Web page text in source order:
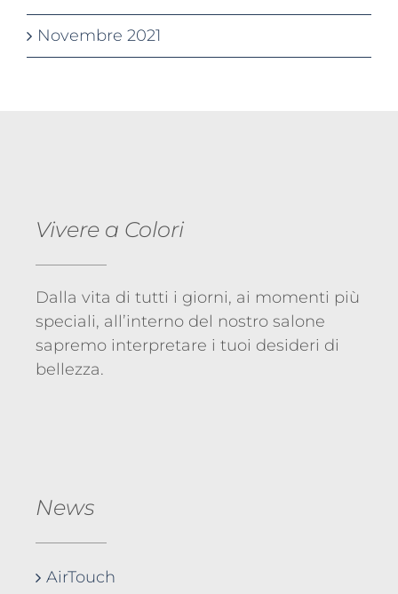
Novembre 2021
Vivere a Colori
Dalla vita di tutti i giorni, ai momenti più
speciali, all’interno del nostro salone
sapremo interpretare i tuoi desideri di
bellezza.
News
AirTouch